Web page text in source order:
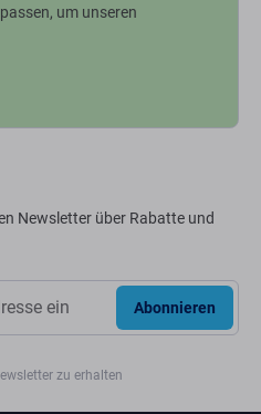
um unseren
Newsletter über Rabatte und
Abonnieren
zu erhalten